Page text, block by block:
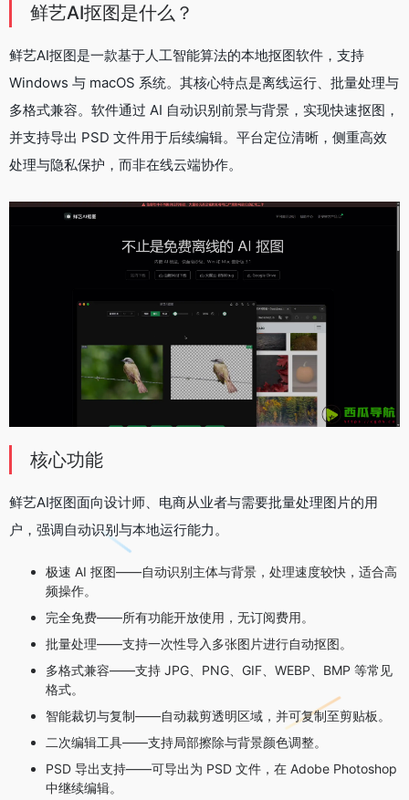
鲜艺AI抠图是什么？
鲜艺AI抠图是一款基于人工智能算法的本地抠图软件，支持
Windows 与 macOS 系统。其核心特点是离线运行、批量处理与
多格式兼容。软件通过 AI 自动识别前景与背景，实现快速抠图，
并支持导出 PSD 文件用于后续编辑。平台定位清晰，侧重高效
处理与隐私保护，而非在线云端协作。
核心功能
鲜艺AI抠图面向设计师、电商从业者与需要批量处理图片的用
户，强调自动识别与本地运行能力。
极速 AI 抠图——自动识别主体与背景，处理速度较快，适合高
频操作。
完全免费——所有功能开放使用，无订阅费用。
批量处理——支持一次性导入多张图片进行自动抠图。
多格式兼容——支持 JPG、PNG、GIF、WEBP、BMP 等常见
格式。
智能裁切与复制——自动裁剪透明区域，并可复制至剪贴板。
二次编辑工具——支持局部擦除与背景颜色调整。
PSD 导出支持——可导出为 PSD 文件，在 Adobe Photoshop
中继续编辑。